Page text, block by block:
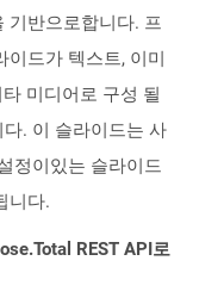
기반으로합니다. 프
이드가 텍스트, 이미
미디어로 구성 될
. 이 슬라이드는 사
정이있는 슬라이드
니다.
REST API로